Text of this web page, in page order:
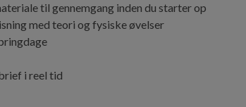
til gennemgang inden du starter op
med teori og fysiske øvelser
i reel tid